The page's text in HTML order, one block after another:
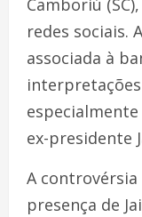
Camboriú
redes sociais.
associada à
ex-presidente
A
presença de